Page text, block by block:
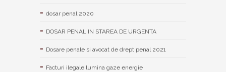
dosar penal 2020
DOSAR PENAL IN STAREA DE URGENTA
Dosare penale si avocat de drept penal 2021
Facturi ilegale lumina gaze energie